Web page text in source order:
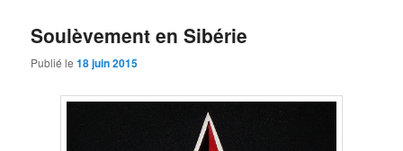
Soulèvement en Sibérie
Publié le18 juin 2015